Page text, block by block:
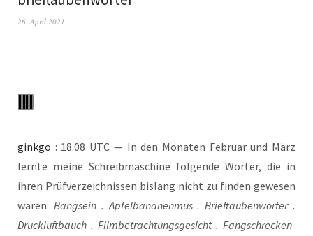
26. April 2021
gink­go : 18.08 UTC — In den Mona­ten Febru­ar und März
lern­te mei­ne Schreib­ma­schi­ne fol­gen­de Wör­ter, die in
ihren Prüf­ver­zeich­nis­sen bis­lang nicht zu fin­den gewe­sen
waren: Bang­sein . Apfel­ba­na­nen­mus . Brief­tau­ben­wör­ter .
Druck­luft­bauch . Film­be­trach­tungs­ge­sicht . Fang­schre­cken­